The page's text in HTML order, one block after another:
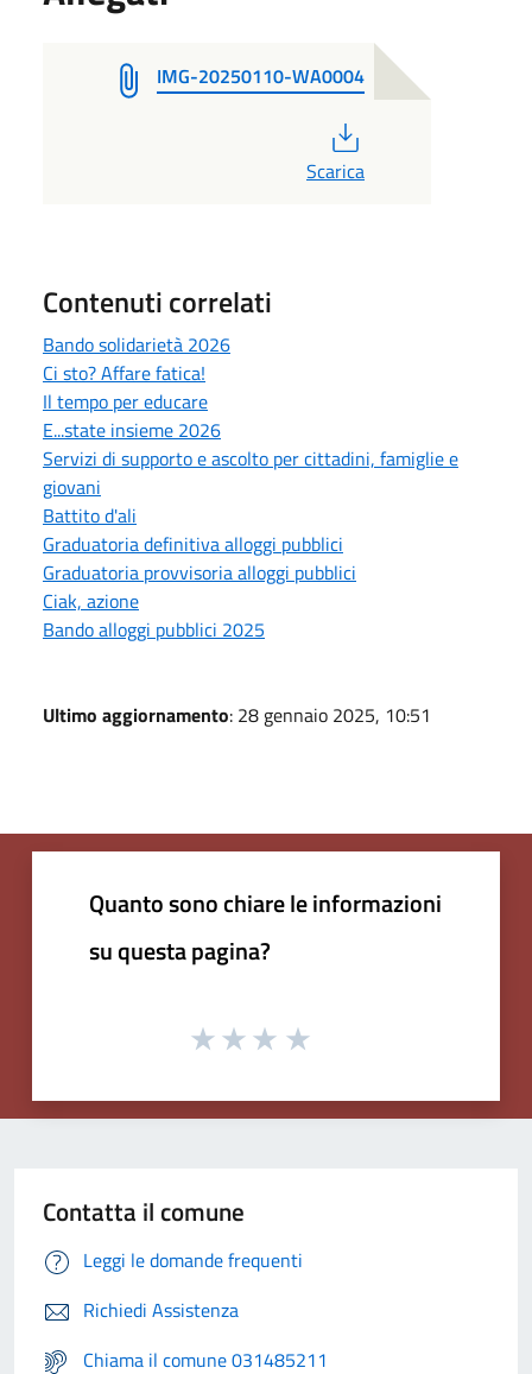
IMG-20250110-WA0004
Scarica
Contenuti correlati
Bando solidarietà 2026
Ci sto? Affare fatica!
Il tempo per educare
E...state insieme 2026
Servizi di supporto e ascolto per cittadini, famiglie e
giovani
Battito d'ali
Graduatoria definitiva alloggi pubblici
Graduatoria provvisoria alloggi pubblici
Ciak, azione
Bando alloggi pubblici 2025
Ultimo aggiornamento: 28 gennaio 2025, 10:51
Quanto sono chiare le informazioni
su questa pagina?
Contatta il comune
Leggi le domande frequenti
Richiedi Assistenza
Chiama il comune 031485211